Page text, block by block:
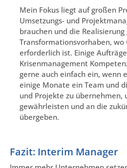
Mein Fokus liegt auf großen
Umsetzungs- und
brauchen und die
Transformationsvorhaben, wo
erforderlich ist. Einige
Krisenmanagement
gerne auch einfach ein, wenn
einige Monate ein Team und
und Projekte zu übernehmen,
gewährleisten und an die
übergeben.
Fazit: Interim Manager